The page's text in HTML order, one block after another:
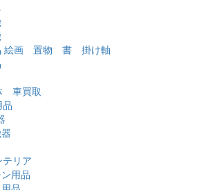
絵画 置物 書 掛け軸
車買取
リア
用品